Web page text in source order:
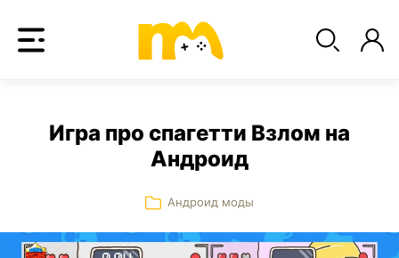
Игра про спагетти Взлом на
Андроид
Андроид моды